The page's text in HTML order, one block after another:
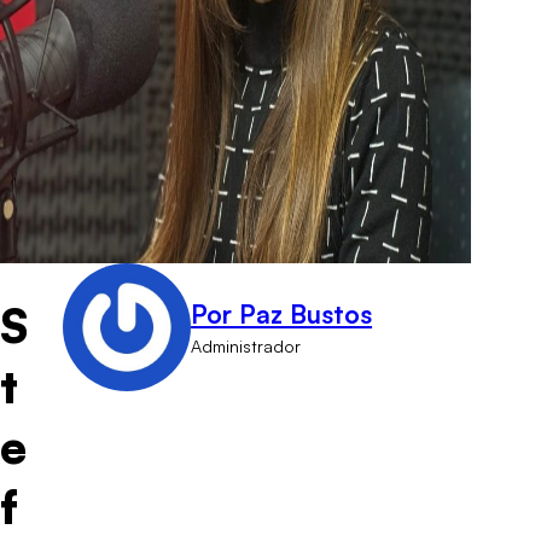
S
t
e
f
Por Paz Bustos
Administrador